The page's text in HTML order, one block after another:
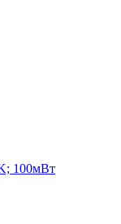
100мВт